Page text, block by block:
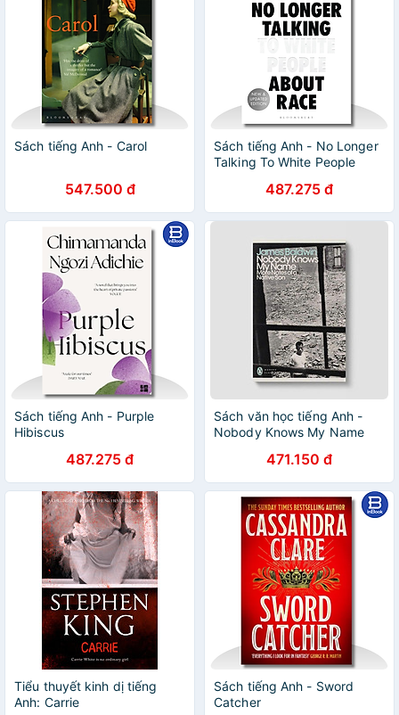
Sách tiếng Anh - Carol
547.500 đ
Sách tiếng Anh - No Longer
Talking To White People
487.275 đ
Sách tiếng Anh - Purple
Hibiscus
487.275 đ
Sách văn học tiếng Anh -
Nobody Knows My Name
471.150 đ
Tiểu thuyết kinh dị tiếng
Anh: Carrie
Sách tiếng Anh - Sword
Catcher